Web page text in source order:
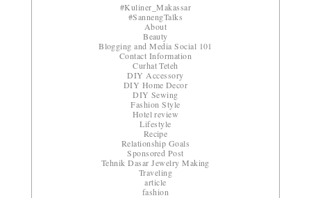
#Kuliner_Makassar
#SannengTalks
About
Beauty
Blogging and Media Social 101
Contact Information
Curhat Teteh
DIY Accessory
DIY Home Decor
DIY Sewing
Fashion Style
Hotel review
Lifestyle
Recipe
Relationship Goals
Sponsored Post
Tehnik Dasar Jewelry Making
Traveling
article
fashion